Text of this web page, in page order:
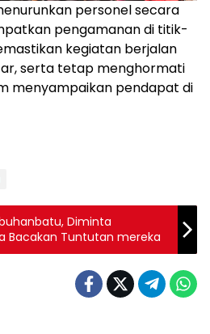
personel secara
pengamanan di titik-
kegiatan berjalan
serta tetap menghormati
menyampaikan pendapat di
Diminta
Bacakan Tuntutan mereka